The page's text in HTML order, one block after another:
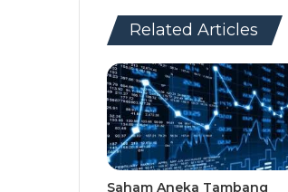
Related Articles
Saham Aneka Tambang